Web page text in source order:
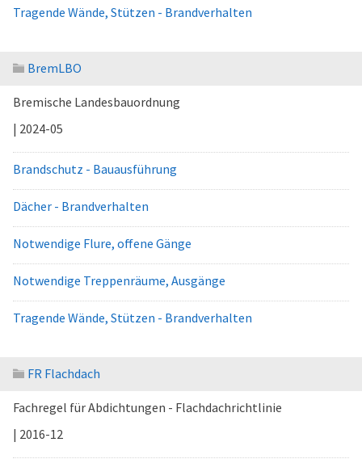
Tragende Wände, Stützen - Brandverhalten
BremLBO
Bremische Landesbauordnung
| 2024-05
Brandschutz - Bauausführung
Dächer - Brandverhalten
Notwendige Flure, offene Gänge
Notwendige Treppenräume, Ausgänge
Tragende Wände, Stützen - Brandverhalten
FR Flachdach
Fachregel für Abdichtungen - Flachdachrichtlinie
| 2016-12